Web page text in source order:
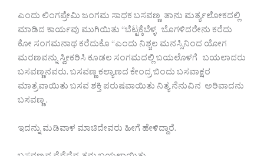
ಎಂದು ಲಿಂಗಪ್ರೇಮಿ ಜಂಗಮ ಸಾಧಕ ಬಸವಣ್ಣ ತಾನು ಮರ್ತ್ಯಲೋಕದಲ್ಲಿ
ಮಾಡಿದ ಕಾರ್ಯವು ಮುಗಿಯಿತು “ಬೆಟ್ಟಕ್ಕೆಬೆಳ್ಳ ಬೊಗಳಿದರೇನು ಕರೆದು
ಕೋ ಸಂಗಮನಾಥ ಕರೆದುಕೊ “ಎಂದು ನಿಶ್ಚಲ ಮನಸ್ಸಿನಿಂದ ಯೋಗ
ಮರಣವನ್ನು ಸ್ವೀಕರಿಸಿ ಕೂಡಲ ಸಂಗಮದಲ್ಲಿ ಬಯಲೊಳಗೆ ಬಯಲಾದರು
ಬಸವಣ್ಣನವರು. ಬಸವಣ್ಣ ಕಲ್ಯಾಣದ ಕೇಂದ್ರ ಬಿಂದು ಬಸವಾಕ್ಷರ
ಮಾತ್ರವಾಯಿತು ಬಸವ ಶಕ್ತಿ ಪರುಷವಾಯಿತು ನಿತ್ಯ ನೆನುವಿನ ಅರಿವಾದನು
ಬಸವಣ್ಣ .
ಇದನ್ನು ಮಡಿವಾಳ ಮಾಚಿದೇವರು ಹೀಗೆ ಹೇಳಿದ್ದಾರೆ.